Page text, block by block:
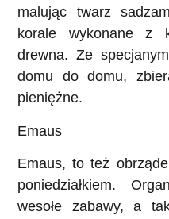
malując twarz
korale wykonane z
drewna. Ze
domu do domu,
pieniężne.
Emaus
Emaus, to też
poniedziałkiem.
wesołe zabawy, a